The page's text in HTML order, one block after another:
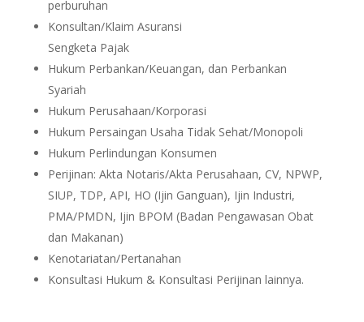
perburuhan
Konsultan/Klaim Asuransi
Sengketa Pajak
Hukum Perbankan/Keuangan, dan Perbankan
Syariah
Hukum Perusahaan/Korporasi
Hukum Persaingan Usaha Tidak Sehat/Monopoli
Hukum Perlindungan Konsumen
Perijinan: Akta Notaris/Akta Perusahaan, CV, NPWP,
SIUP, TDP, API, HO (Ijin Ganguan), Ijin Industri,
PMA/PMDN, Ijin BPOM (Badan Pengawasan Obat
dan Makanan)
Kenotariatan/Pertanahan
Konsultasi Hukum & Konsultasi Perijinan lainnya.